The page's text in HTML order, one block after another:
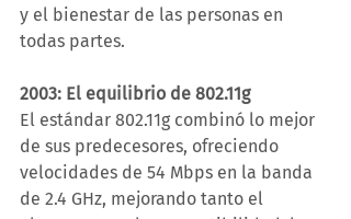
y el bienestar de las personas en
todas partes.
2003: El equilibrio de 802.11g
El estándar 802.11g combinó lo mejor
de sus predecesores, ofreciendo
velocidades de 54 Mbps en la banda
de 2.4 GHz, mejorando tanto el